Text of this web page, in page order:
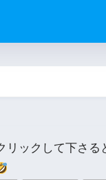
リックして下さる